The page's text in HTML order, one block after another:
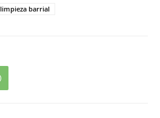
limpieza barrial